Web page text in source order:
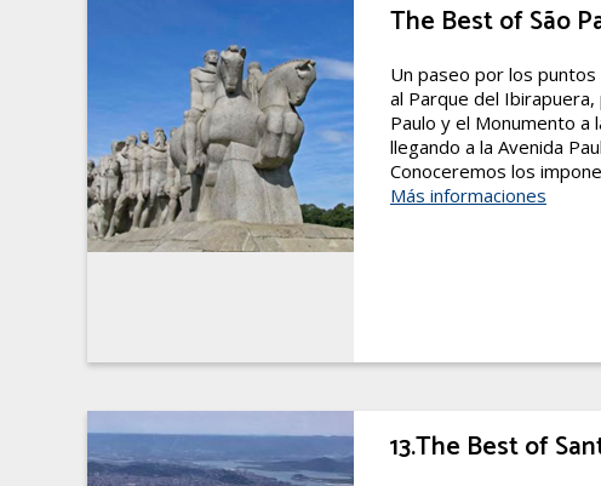
The Best of São
Un paseo por los
al Parque del
Paulo y el Monumento a
llegando a la Avenida
Conoceremos los
Más informaciones
13.The Best of